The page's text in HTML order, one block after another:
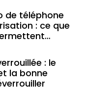
de téléphone
: ce que
: le
la bonne